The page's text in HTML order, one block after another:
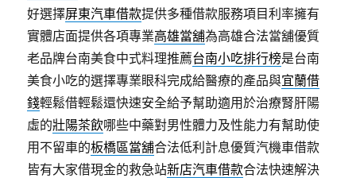
好選擇屏東汽車借款提供多種借款服務項目利率擁有
實體店面提供各項專業高雄當舖為高雄合法當舖優質
老品牌台南美食中式料理推薦台南小吃排行榜是台南
美食小吃的選擇專業眼科完成給醫療的產品與宜蘭借
錢輕鬆借輕鬆還快速安全給予幫助適用於治療腎肝陽
虛的壯陽茶飲哪些中藥對男性體力及性能力有幫助使
用不留車的板橋區當舖合法低利計息優質汽機車借款
皆有大家借現金的救急站新店汽車借款合法快速解決